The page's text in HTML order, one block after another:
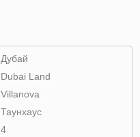
Дубай
Dubai Land
Villanova
Таунхаус
4